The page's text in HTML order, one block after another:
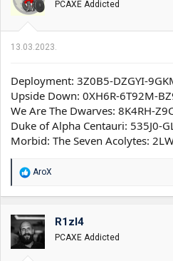
a
n
:
PCAXE Addicted
13.03.2023.
Deployment: 3Z0B5-DZGYI-
Upside Down: 0XH6R-6T92M-
We Are The Dwarves: 8K4RH-
Duke of Alpha Centauri: 535J0-
Morbid: The Seven Acolytes:
R
a
o
v
a
n
AroX
R1zl4
PCAXE Addicted